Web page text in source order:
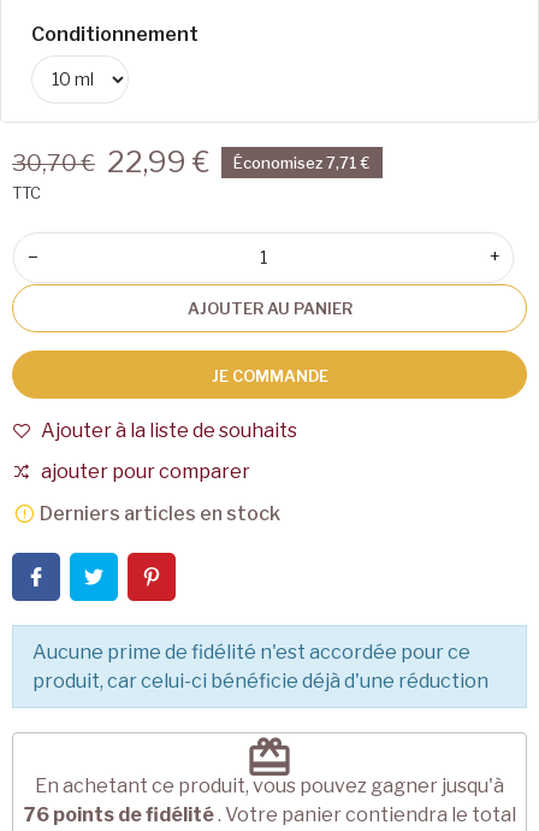
Conditionnement
30,70 € 22,99 €
Économisez 7,71 €
TTC
− +
AJOUTER AU PANIER
JE COMMANDE
Ajouter à la liste de souhaits
ajouter pour comparer
Derniers articles en stock
Aucune prime de fidélité n'est accordée pour ce
produit, car celui-ci bénéficie déjà d'une réduction
redeem
En achetant ce produit, vous pouvez gagner jusqu'à
76points de fidélité. Votre panier contiendra le total